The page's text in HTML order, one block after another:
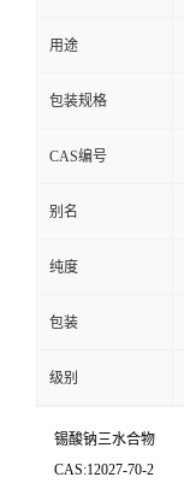
用途
包装规格
CAS编号
别名
纯度
包装
级别
锡酸钠三水合物
CAS:12027-70-2